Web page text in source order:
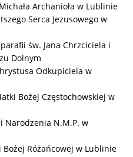
Archanioła w Lublinie
Serca Jezusowego w
św. Jana Chrzciciela i
Dolnym
Odkupiciela w
Bożej Częstochowskiej w
Narodzenia N.M.P. w
Różańcowej w Lublinie